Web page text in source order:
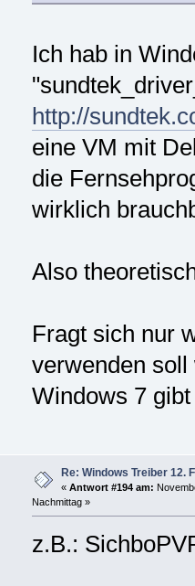
Ich hab in
http://
eine VM mit
die
wirklich
Also
Fragt sich nur
verwenden
Windows 7
Re: Windows Treiber 12.
« Antwort #194 am:
Nachmittag »
z.B.: